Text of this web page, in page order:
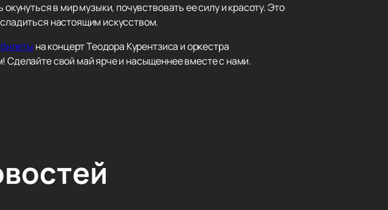
в мир музыки, почувствовать ее силу и красоту. Это
настоящим искусством.
билеты на концерт Теодора Курентзиса и оркестра
свой май ярче и насыщеннее вместе с нами.